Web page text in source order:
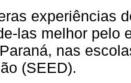
experiências
las melhor pelo
nas
(SEED).